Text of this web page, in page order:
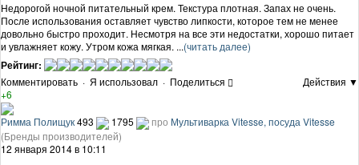
Недорогой ночной питательный крем. Текстура плотная. Запах не очень.
После использования оставляет чувство липкости, которое тем не менее
довольно быстро проходит. Несмотря на все эти недостатки, хорошо питает
и увлажняет кожу. Утром кожа мягкая. ...(читать далее)
Рейтинг:
Комментировать · Я использовал · Поделиться
Действия ▼
+6
Римма Полищук493 1795 про Мультиварка Vitesse, посуда Vitesse
(Бренды производителей)
12 января 2014 в 10:11